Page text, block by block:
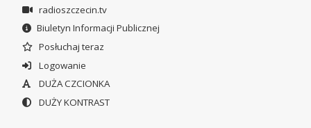
radioszczecin.tv
Biuletyn Informacji Publicznej
Posłuchaj teraz
Logowanie
DUŻA CZCIONKA
DUŻY KONTRAST